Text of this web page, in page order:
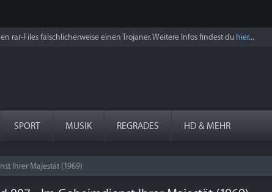
rar-Files fälschlicherweise einen Trojaner. Weitere Infos findest du hier...
SPORT MUSIK REGRADES HD & MEHR
Ihrer Majestät (1969)